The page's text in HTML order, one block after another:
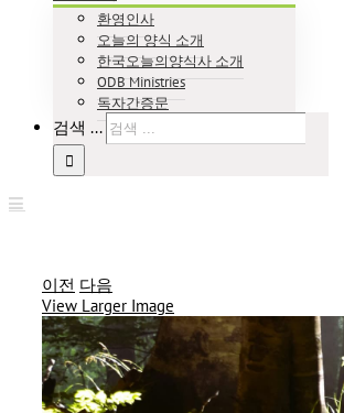
환영인사
오늘의 양식 소개
한국오늘의양식사 소개
ODB Ministries
독자간증문
검색 ...
이전 다음
View Larger Image